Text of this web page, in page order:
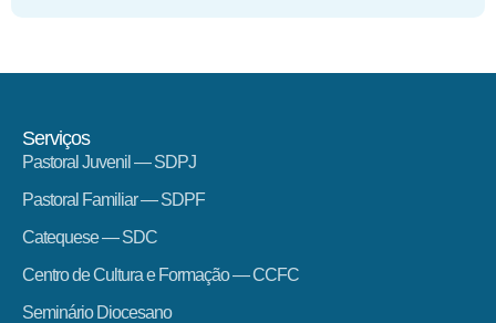
Serviços
Pastoral Juvenil — SDPJ
Pastoral Familiar — SDPF
Catequese — SDC
Centro de Cultura e Formação — CCFC
Seminário Diocesano